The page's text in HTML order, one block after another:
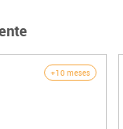
+10 meses